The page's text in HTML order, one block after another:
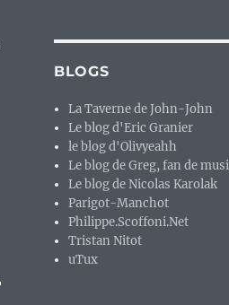
BLOGS
La Taverne de John-John
Le blog d'Eric Granier
le blog d'Olivyeahh
Le blog de Greg, fan de
Le blog de Nicolas Karolak
Parigot-Manchot
Philippe.Scoffoni.Net
Tristan Nitot
uTux